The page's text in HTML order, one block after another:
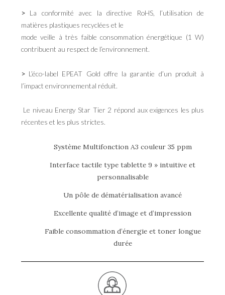
> La conformité avec la directive RoHS, l’utilisation de
matières plastiques recyclées et le
mode veille à très faible consommation énergétique (1 W)
contribuent au respect de l’environnement.
> L’éco-label EPEAT Gold offre la garantie d’un produit à
l’impact environnemental réduit.
Le niveau Energy Star Tier 2 répond aux exigences les plus
récentes et les plus strictes.
Système Multifonction A3 couleur 35 ppm
Interface tactile type tablette 9 » intuitive et
personnalisable
Un pôle de dématérialisation avancé
Excellente qualité d’image et d’impression
Faible consommation d’énergie et toner longue
durée